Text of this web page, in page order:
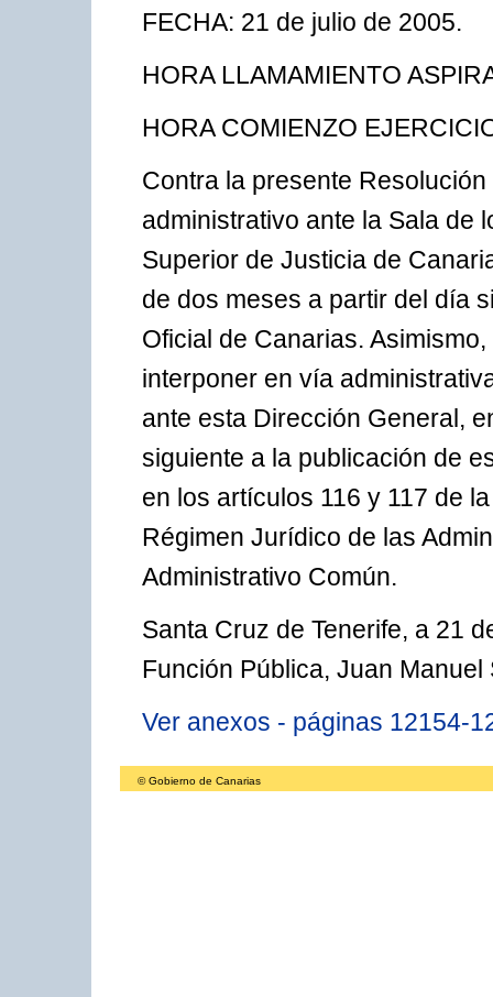
FECHA: 21 de julio de 2005.
HORA LLAMAMIENTO
HORA COMIENZO
Contra la presente
administrativo ante la Sala de
Superior de Justicia de
de dos meses a partir del día
Oficial de Canarias.
interponer en vía
ante esta Dirección General,
siguiente a la publicación de
en los artículos 116 y 117 de
Régimen Jurídico de las
Administrativo Común.
Santa Cruz de Tenerife, a 21
Función Pública, Juan Manuel
Ver anexos - páginas 12154-
© Gobierno de Canarias